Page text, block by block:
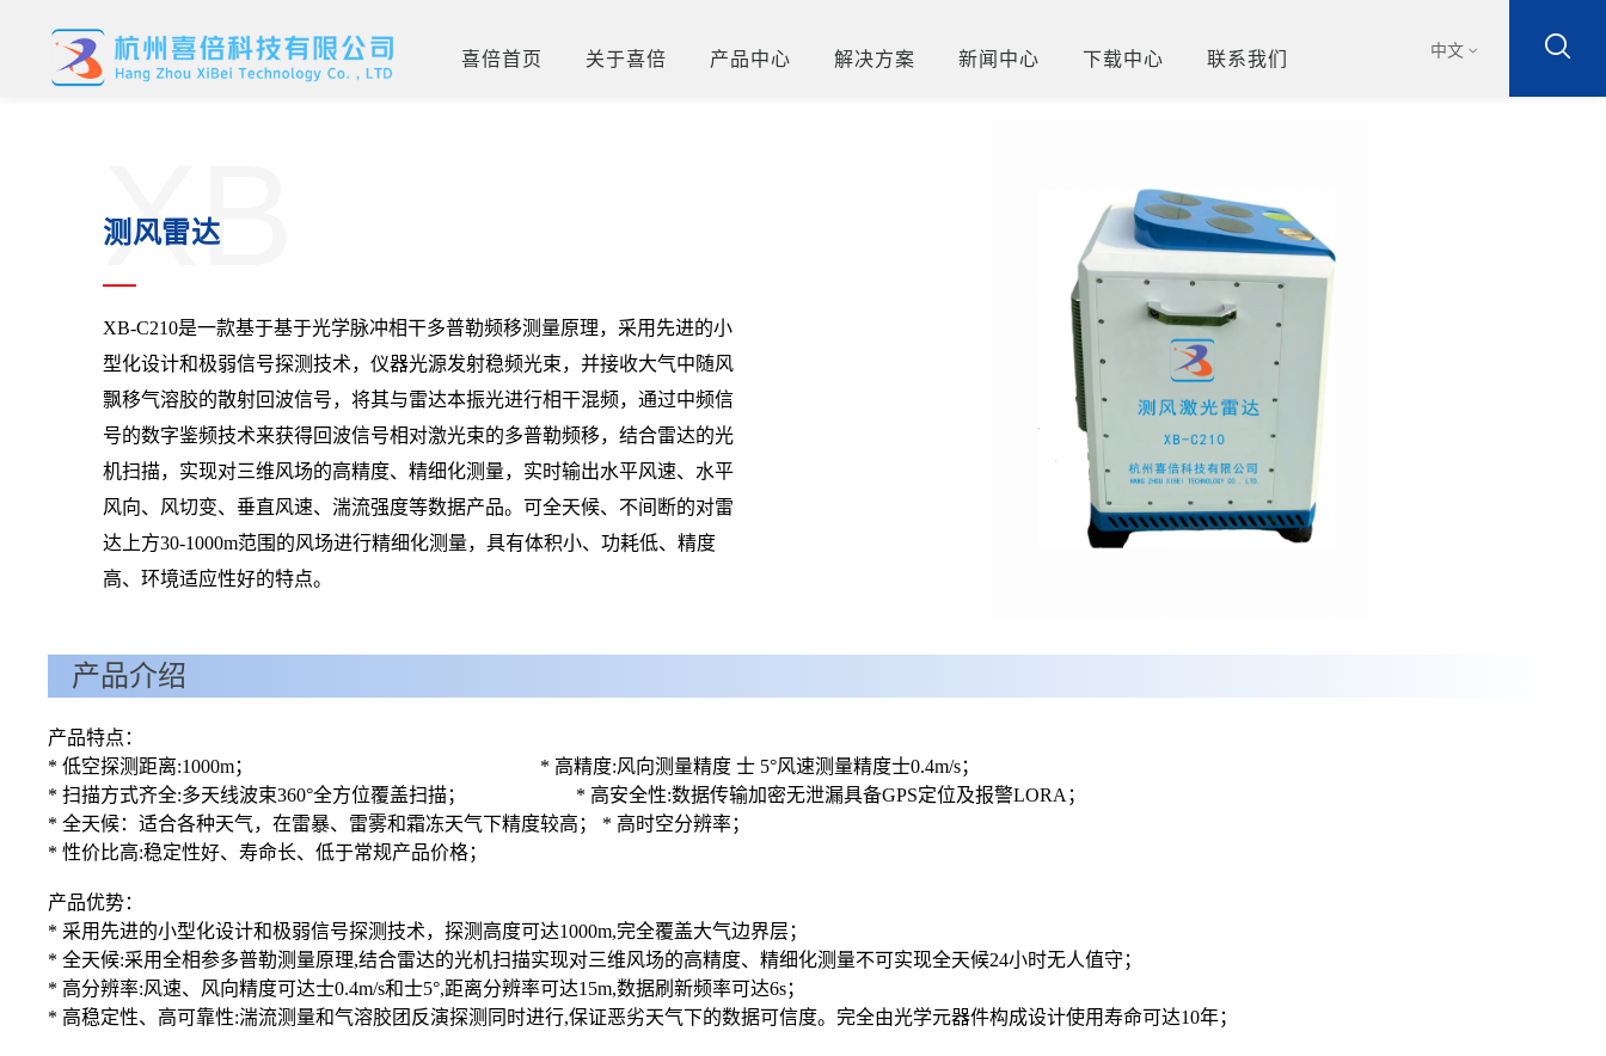
喜倍首页 关于喜倍 产品中心 解决方案 新闻中心 下载中心 联系我们 中文
XB
测风雷达
XB-C210是一款基于基于光学脉冲相干多普勒频移测量原理，采用先进的小
型化设计和极弱信号探测技术，仪器光源发射稳频光束，并接收大气中随风
飘移气溶胶的散射回波信号，将其与雷达本振光进行相干混频，通过中频信
号的数字鉴频技术来获得回波信号相对激光束的多普勒频移，结合雷达的光
机扫描，实现对三维风场的高精度、精细化测量，实时输出水平风速、水平
风向、风切变、垂直风速、湍流强度等数据产品。可全天候、不间断的对雷
达上方30-1000m范围的风场进行精细化测量，具有体积小、功耗低、精度
高、环境适应性好的特点。
产品介绍
产品特点：
* 低空探测距离:1000m； * 高精度:风向测量精度 士 5°风速测量精度士0.4m/s；
* 扫描方式齐全:多天线波束360°全方位覆盖扫描； * 高安全性:数据传输加密无泄漏具备GPS定位及报警LORA；
* 全天候：适合各种天气，在雷暴、雷雾和霜冻天气下精度较高； * 高时空分辨率；
* 性价比高:稳定性好、寿命长、低于常规产品价格；
产品优势：
* 采用先进的小型化设计和极弱信号探测技术，探测高度可达1000m,完全覆盖大气边界层；
* 全天候:采用全相参多普勒测量原理,结合雷达的光机扫描实现对三维风场的高精度、精细化测量不可实现全天候24小时无人值守；
* 高分辨率:风速、风向精度可达士0.4m/s和士5°,距离分辨率可达15m,数据刷新频率可达6s；
* 高稳定性、高可靠性:湍流测量和气溶胶团反演探测同时进行,保证恶劣天气下的数据可信度。完全由光学元器件构成设计使用寿命可达10年；